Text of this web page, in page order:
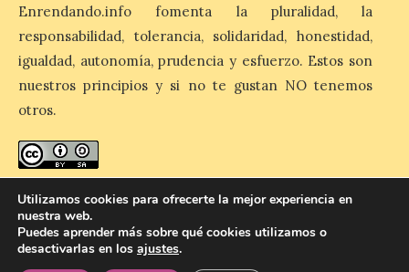
Asturias lidera el impacto
del fenómeno, con el
auge de la demanda redefine la
planificación: reservas más anticipadas y
Madrid, 7 agosto de […]
Enrendando.info fomenta la pluralidad, la
responsabilidad, tolerancia, solidaridad, honestidad,
igualdad, autonomía, prudencia y esfuerzo. Estos son
nuestros principios y si no te gustan NO tenemos
otros.
Reconocimiento-CompartirIgual 4.0 Internacional
Utilizamos cookies para ofrecerte la mejor experiencia en
nuestra web.
Puedes aprender más sobre qué cookies utilizamos o
desactivarlas en los ajustes.